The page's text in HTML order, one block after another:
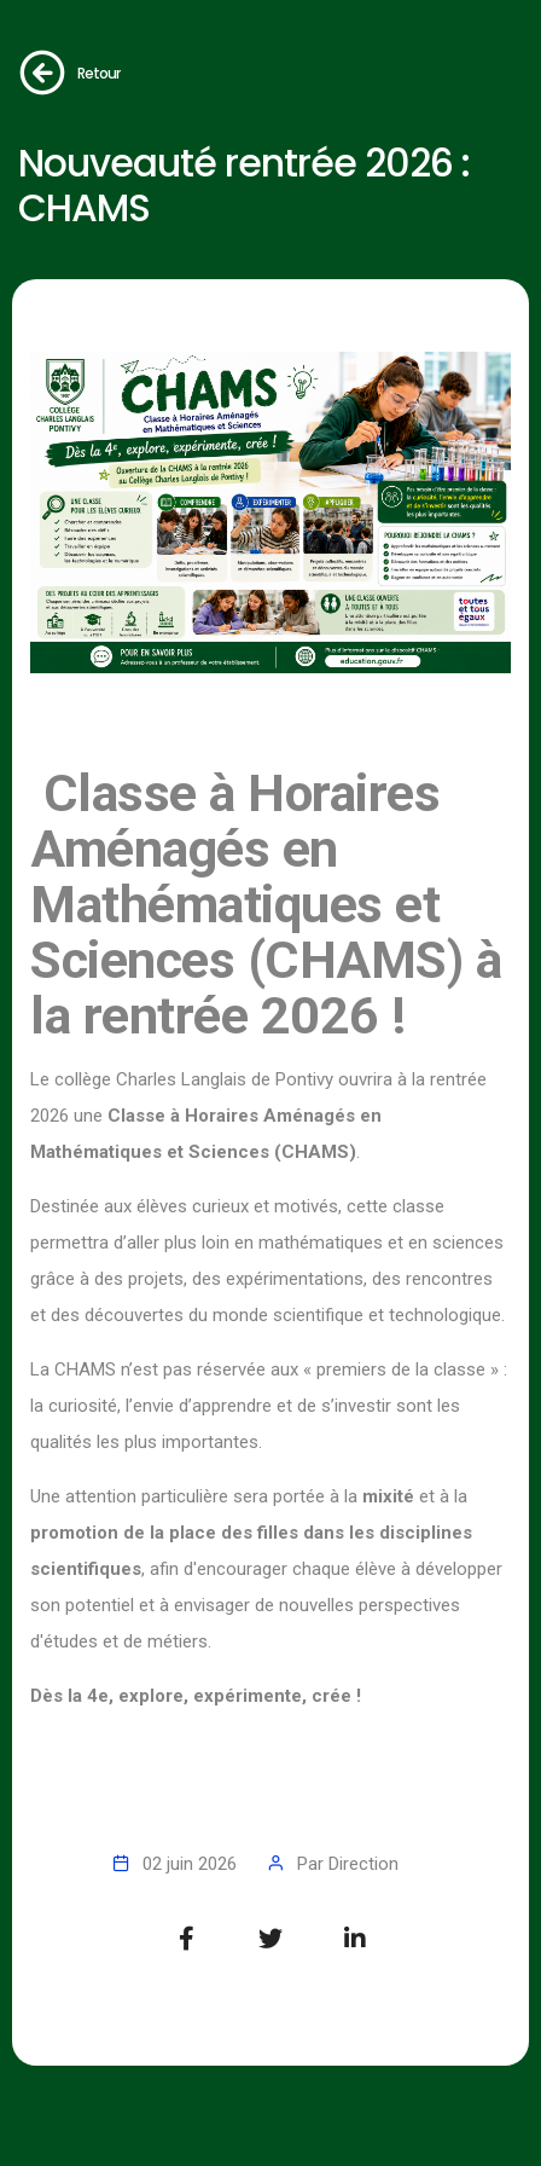
Retour
Nouveauté rentrée 2026 :
CHAMS
Classe à Horaires
Aménagés en
Mathématiques et
Sciences (CHAMS) à
la rentrée 2026 !
Le collège Charles Langlais de Pontivy ouvrira à la rentrée
2026 une Classe à Horaires Aménagés en
Mathématiques et Sciences (CHAMS).
Destinée aux élèves curieux et motivés, cette classe
permettra d’aller plus loin en mathématiques et en sciences
grâce à des projets, des expérimentations, des rencontres
et des découvertes du monde scientifique et technologique.
La CHAMS n’est pas réservée aux « premiers de la classe » :
la curiosité, l’envie d’apprendre et de s’investir sont les
qualités les plus importantes.
Une attention particulière sera portée à la mixité et à la
promotion de la place des filles dans les disciplines
scientifiques, afin d'encourager chaque élève à développer
son potentiel et à envisager de nouvelles perspectives
d'études et de métiers.
Dès la 4e, explore, expérimente, crée !
02 juin 2026 Par Direction